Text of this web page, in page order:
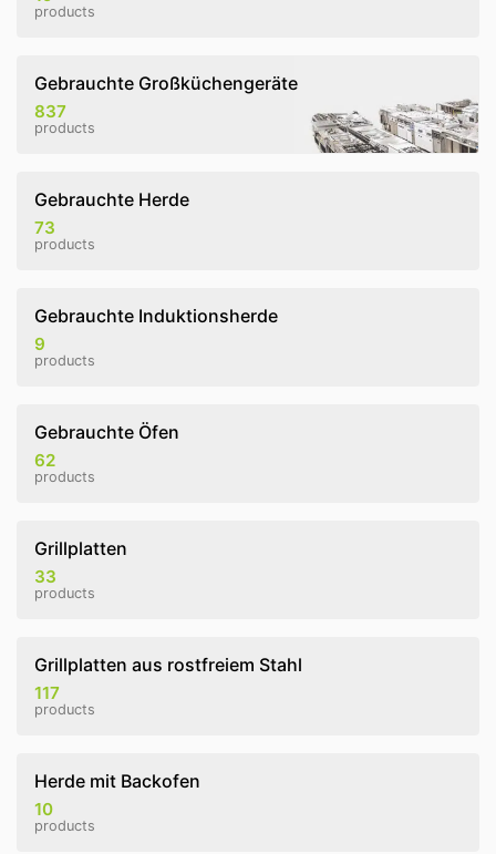
products
Gebrauchte Großküchengeräte
837
products
Gebrauchte Herde
73
products
Gebrauchte Induktionsherde
9
products
Gebrauchte Öfen
62
products
Grillplatten
33
products
Grillplatten aus rostfreiem Stahl
117
products
Herde mit Backofen
10
products